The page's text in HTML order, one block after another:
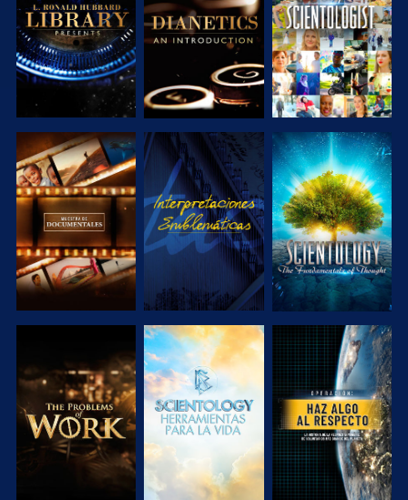
SERIES
SERIES
EXPLORA LAS
SERIES
VE
EXPLORA LAS
SERIES
EXPLORA LAS
SERIES
EXPLORA LAS
SERIES
VE